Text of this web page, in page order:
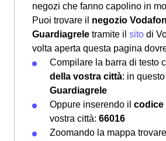
negozi che fanno capolino in
Puoi trovare il negozio
Guardiagrele tramite il sito di
volta aperta questa pagina
Compilare la barra di testo
della vostra città: in
Guardiagrele
Oppure inserendo il codice
vostra città: 66016
Zoomando la mappa